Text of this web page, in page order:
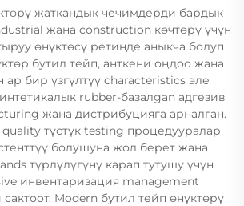
жаткандык чечимдерди бардык
жана construction көчтөрү үчүн
өнүктөсү ретинде аныкча болуп
бутил тейп, анткени оңдоо жана
бир үзгүлтүү characteristics эле
rubber-базалgan адгезив
жана дистрибуцияга арналган.
түстүк testing процедууралар
болушуна жол берет жана
түрлүлүгүнү карап тутушу үчүн
инвентаризация management
Modern бутил тейп өнүктөрү